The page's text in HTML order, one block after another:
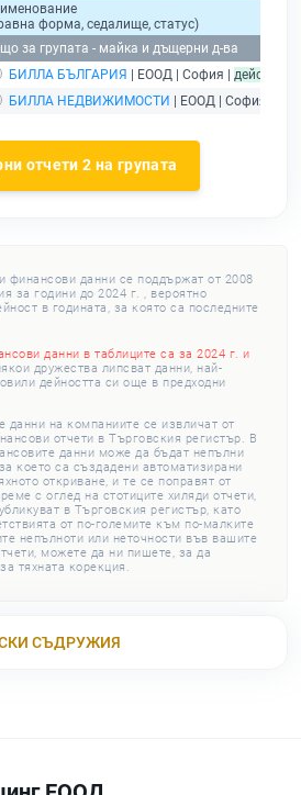
форма, седалище, статус)
за групата - майка и дъщерни д-ва
БИЛЛА БЪЛГАРИЯ | ЕООД | София | действащ
БИЛЛА НЕДВИЖИМОСТИ | ЕООД | София |
отчети 2 на групата
финансови данни се поддържат от 2008
за години до 2024 г. , вероятно
в годината, за която са последните
данни в таблиците са за 2024 г. и
дружества липсват данни, най-
дейността си още в предходни
данни на компаниите се извличат от
отчети в Търговския регистър. В
данни може да бъдат непълни
което са създадени автоматизирани
откриване, и те се поправят от
с оглед на стотиците хиляди отчети,
в Търговския регистър, като
от по-големите към по-малките
непълноти или неточности във вашите
можете да ни пишете, за да
тяхната корекция.
СЪДРУЖИЯ